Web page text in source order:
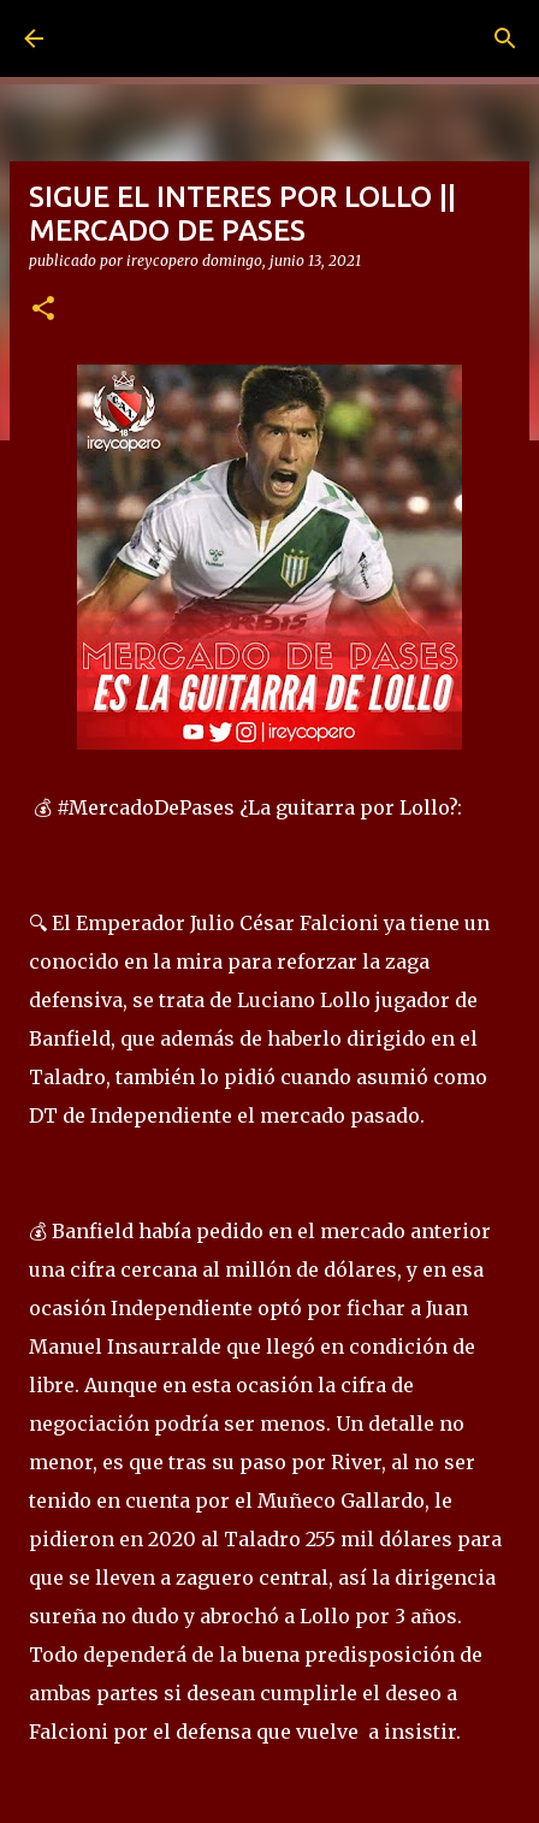
SIGUE EL INTERES POR LOLLO ||
MERCADO DE PASES
publicado por ireycopero domingo, junio 13, 2021
💰 #MercadoDePases ¿La guitarra por Lollo?:
🔍 El Emperador Julio César Falcioni ya tiene un
conocido en la mira para reforzar la zaga
defensiva, se trata de Luciano Lollo jugador de
Banfield, que además de haberlo dirigido en el
Taladro, también lo pidió cuando asumió como
DT de Independiente el mercado pasado.
💰 Banfield había pedido en el mercado anterior
una cifra cercana al millón de dólares, y en esa
ocasión Independiente optó por fichar a Juan
Manuel Insaurralde que llegó en condición de
libre. Aunque en esta ocasión la cifra de
negociación podría ser menos. Un detalle no
menor, es que tras su paso por River, al no ser
tenido en cuenta por el Muñeco Gallardo, le
pidieron en 2020 al Taladro 255 mil dólares para
que se lleven a zaguero central, así la dirigencia
sureña no dudo y abrochó a Lollo por 3 años.
Todo dependerá de la buena predisposición de
ambas partes si desean cumplirle el deseo a
Falcioni por el defensa que vuelve a insistir.